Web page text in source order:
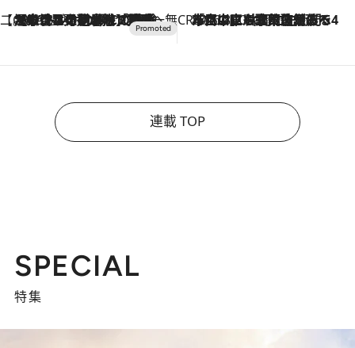
【CREA×星野リゾート】唯一無二。癒しと発見が待つ場所へ
2026.8.7
【トンボの足水浴】ヒノキの香りに包まれて涼感マックス！約13℃の湧水かけ流しを避暑地「星野温泉 トンボの湯」で体験 CREA'S CHOICE
2026.8.7
「立川にも歌舞伎があるんだよ」 片岡仁左衛門・市川中車ら豪華座組みで4年目の立川立飛歌舞伎へ
連載 TOP
SPECIAL
特集